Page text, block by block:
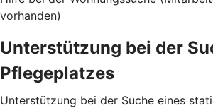
vorhanden)
Unterstützung bei der
Pflegeplatzes
Unterstützung bei der Suche eines